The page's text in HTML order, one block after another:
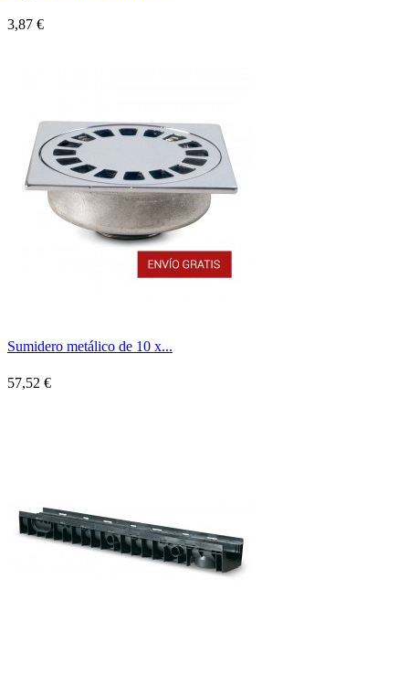
3,87 €
Sumidero metálico de 10 x...
57,52 €